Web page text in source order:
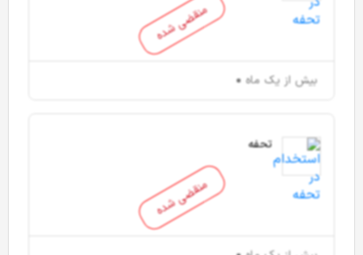
منقضی شده
بیش از یک ماه
منقضی شده
تحفه